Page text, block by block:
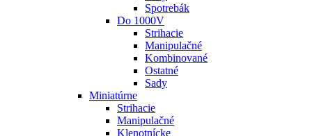
Spotrebák
Do 1000V
Strihacie
Manipulačné
Kombinované
Ostatné
Sady
Miniatúrne
Strihacie
Manipulačné
Klenotnícke